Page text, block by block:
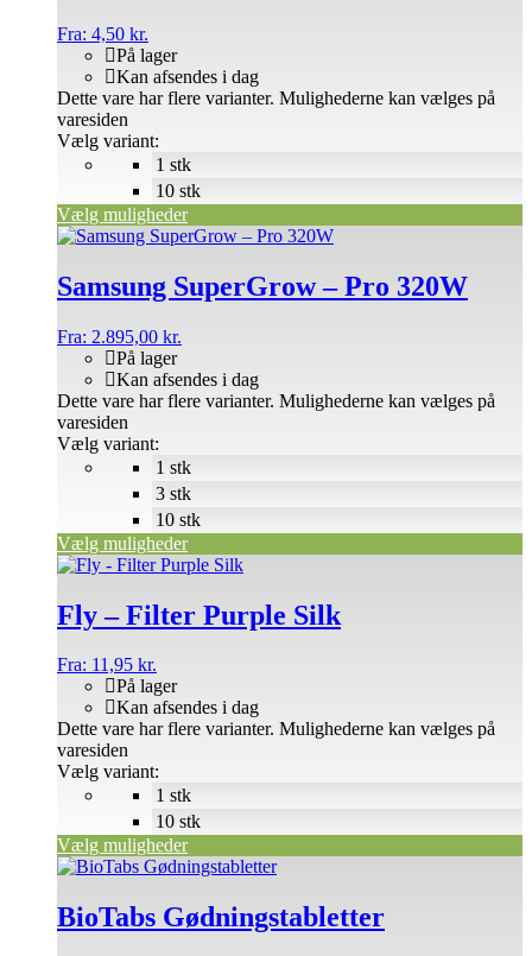
Fra: 4,50 kr.
På lager
Kan afsendes i dag
Vælg variant:
Vælg muligheder
Dette vare har flere varianter. Mulighederne kan vælges på
varesiden
1 stk
10 stk
Samsung SuperGrow – Pro 320W
Fra: 2.895,00 kr.
På lager
Kan afsendes i dag
Vælg variant:
Vælg muligheder
Dette vare har flere varianter. Mulighederne kan vælges på
varesiden
1 stk
3 stk
10 stk
Fly – Filter Purple Silk
Fra: 11,95 kr.
På lager
Kan afsendes i dag
Vælg variant:
Vælg muligheder
Dette vare har flere varianter. Mulighederne kan vælges på
varesiden
1 stk
10 stk
BioTabs Gødningstabletter